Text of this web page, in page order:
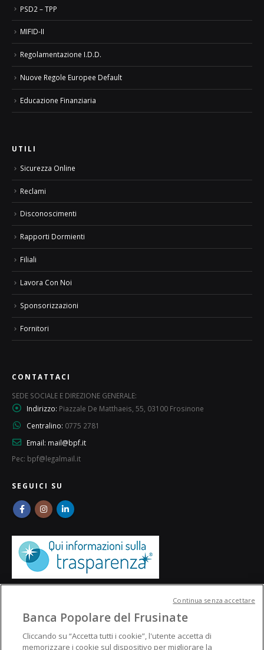
PSD2 – TPP
MIFID-II
Regolamentazione I.D.D.
Nuove Regole Europee Default
Educazione Finanziaria
UTILI
Sicurezza Online
Reclami
Disconoscimenti
Rapporti Dormienti
Filiali
Lavora Con Noi
Sponsorizzazioni
Fornitori
CONTATTACI
SEDE SOCIALE E DIREZIONE GENERALE:
Indirizzo: Piazzale De Matthaeis, 55, 03100 Frosinone
Centralino: 0775 2781
Email: mail@bpf.it
Pec: bpf@legalmail.it
SEGUICI SU
Banca Popolare del Frusinate
Cliccando su “Accetta tutti i cookie”, l'utente accetta di
memorizzare i cookie sul dispositivo per migliorare la
Continua senza accettare